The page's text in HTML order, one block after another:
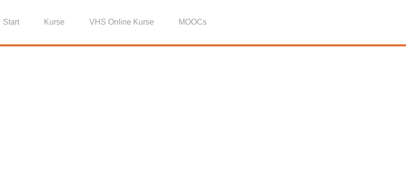
Start Kurse VHS Online Kurse MOOCs